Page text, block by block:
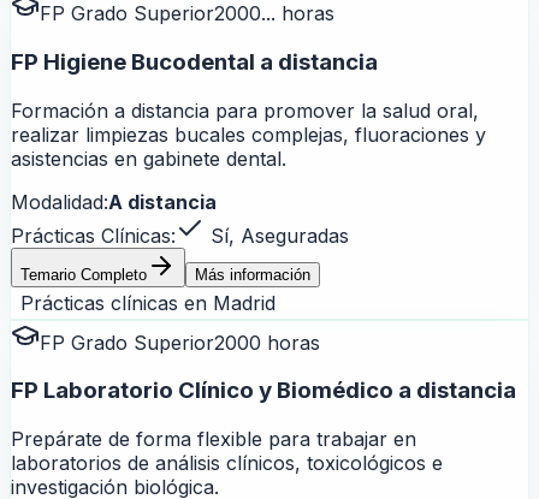
FP Grado Superior2000... horas
FP Higiene Bucodental a distancia
Formación a distancia para promover la salud oral,
realizar limpiezas bucales complejas, fluoraciones y
asistencias en gabinete dental.
Modalidad:A distancia
Prácticas Clínicas:
Sí, Aseguradas
Temario Completo Más información
Prácticas clínicas en Madrid
FP Grado Superior2000 horas
FP Laboratorio Clínico y Biomédico a distancia
Prepárate de forma flexible para trabajar en
laboratorios de análisis clínicos, toxicológicos e
investigación biológica.